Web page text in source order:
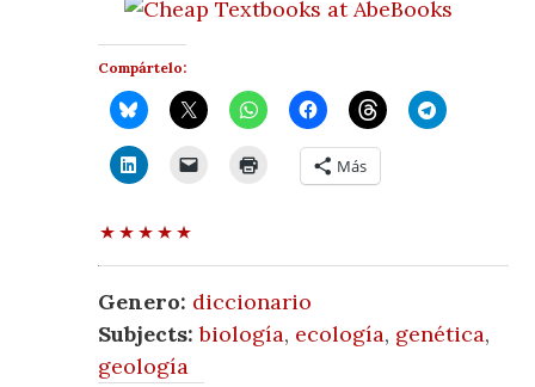
Compártelo:
Más
Genero: diccionario
Subjects: biología, ecología, genética,
geología